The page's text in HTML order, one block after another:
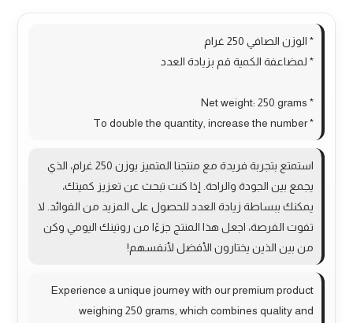
* الوزن الصافي 250 غرام
* لمضاعفة الكمية قم بزيادة العدد
* Net weight: 250 grams
* To double the quantity, increase the number
استمتع بتجربة فريدة مع منتجنا المتميز بوزن 250 غرام، الذي
يجمع بين الجودة والراحة. إذا كنت تبحث عن تعزيز كميتك،
يمكنك ببساطة زيادة العدد للحصول على المزيد من الفوائد. لا
تفوت الفرصة، اجعل هذا المنتج جزءًا من روتينك اليومي وكن
من بين الذين يختارون الأفضل لأنفسهم!
Experience a unique journey with our premium product
weighing 250 grams, which combines quality and